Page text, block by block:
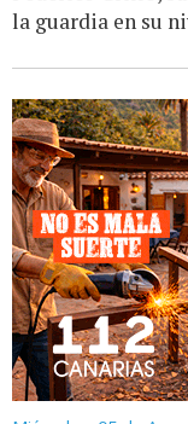
la guardia en su